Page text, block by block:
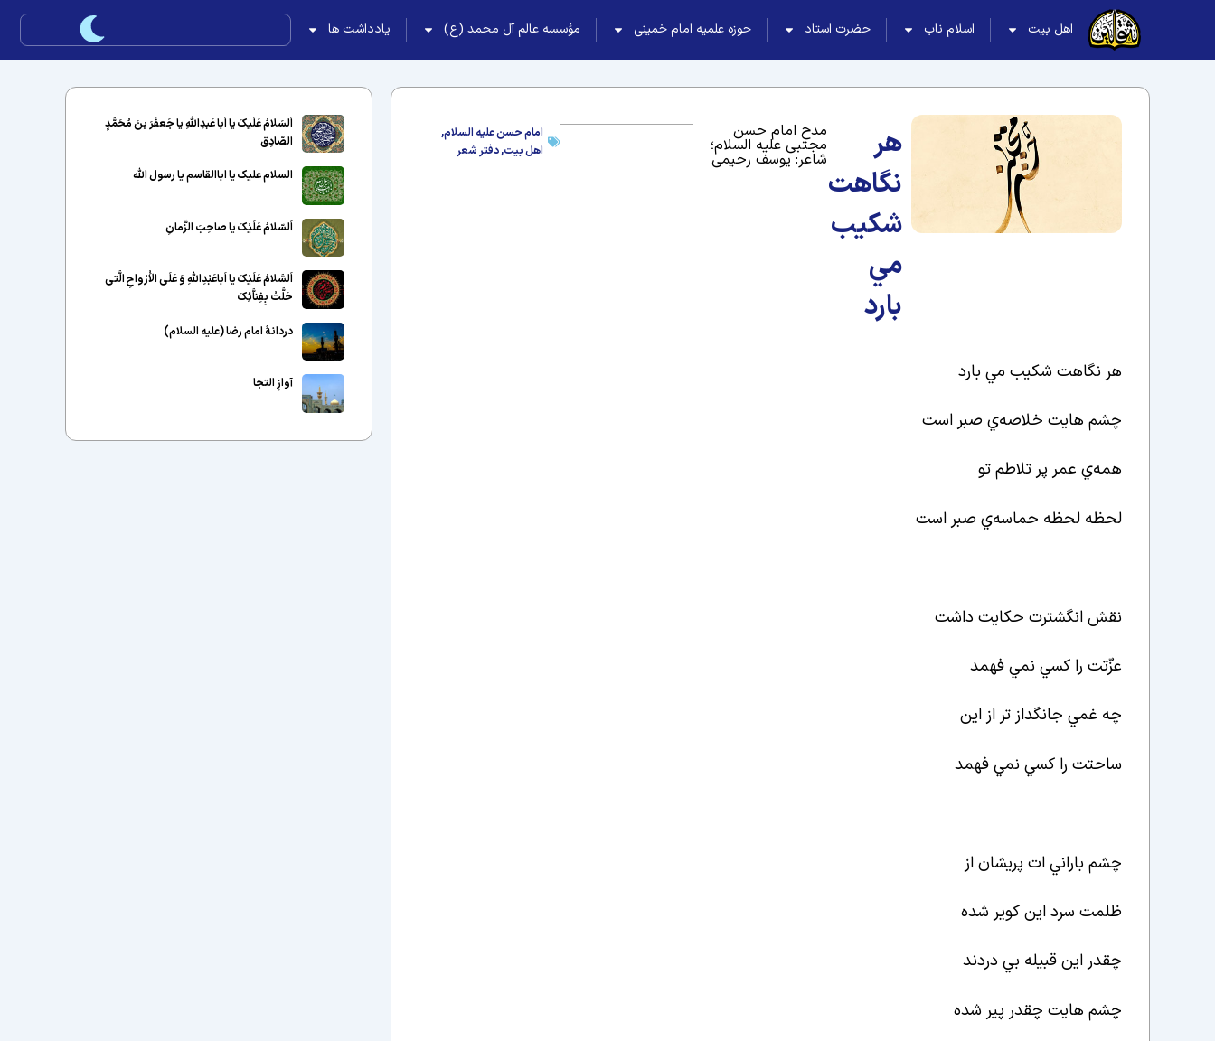
اهل بیت اسلام ناب حضرت استاد حوزه علمیه امام خمینی مؤسسه عالم آل محمد (ع) یادداشت ها
هر
نگاهت
شکيب
مي
بارد
مدح امام حسن
مجتبی علیه السلام؛
شاعر: یوسف رحیمی
امام حسن علیه السلام,
اهل بیت,دفتر شعر
هر نگاهت شکيب مي بارد
چشم هايت خلاصهي صبر است
همهي عمر پر تلاطم تو
لحظه لحظه حماسهي صبر است
نقش انگشترت حکايت داشت
عزّتت را کسي نمي فهمد
چه غمي جانگداز تر از اين
ساحتت را کسي نمي فهمد
چشم باراني ات پريشان از
ظلمت سرد اين کوير شده
چقدر اين قبيله بي دردند
چشم هايت چقدر پير شده
اَلسَلامُ عَلَیکَ یا اَبا عَبدِاللّهِ یا جَعفَرَ بنَ مُحَمَّدٍ
الصّادِق
السلام علیک یا اباالقاسم یا رسول الله
اَلسّلامُ عَلَیْکَ یا صاحِبَ الزَّمانِ
اَلسَّلامُ عَلَیْکَ یا اَباعَبْدِاللَّهِ وَ عَلَى الاَْرْواحِ الَّتى
حَلَّتْ بِفِناَّئِکَ
دردانهٔ امام رضا (علیه السلام)
آوازِ التجا